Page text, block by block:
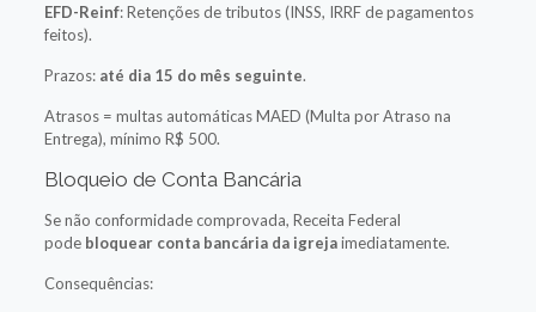
EFD-Reinf: Retenções de tributos (INSS, IRRF de pagamentos
feitos).
Prazos: até dia 15 do mês seguinte.
Atrasos = multas automáticas MAED (Multa por Atraso na
Entrega), mínimo R$ 500.
Bloqueio de Conta Bancária
Se não conformidade comprovada, Receita Federal
pode bloquear conta bancária da igrejaimediatamente.
Consequências: